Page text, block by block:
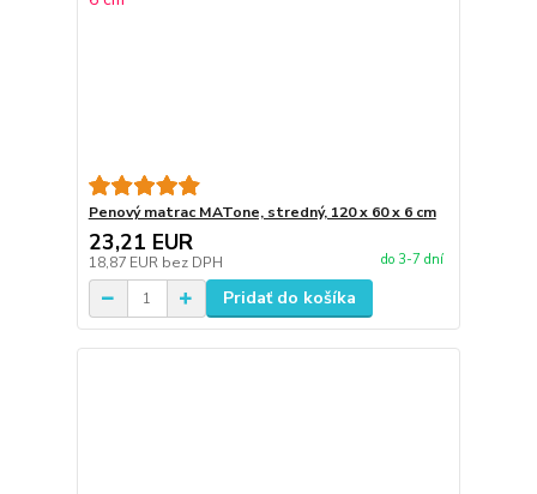
Penový matrac MATone, stredný, 120 x 60 x 6 cm
23,21 EUR
18,87 EUR bez DPH do 3-7 dní
Pridať do košíka